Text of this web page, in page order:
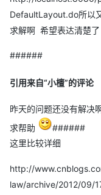
<bean
<property
        </property>
<!--
<property
          <props>
<prop
          </props>
DefaultLayout.do所以
求解啊 希望表达清楚了
######
引用来自“小檀”的评论
昨天的问题还没有解决
求帮助
######
这里比较详细
http://
law/archive/2012/09/